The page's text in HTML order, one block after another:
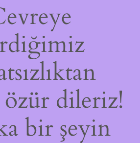
özür dileriz!
bir şeyin